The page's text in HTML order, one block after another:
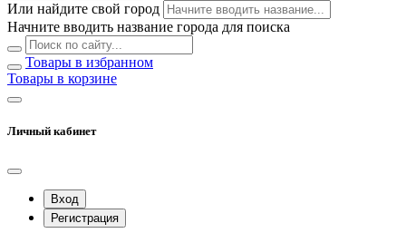
Или найдите свой город
Начните вводить название города для поиска
Товары в избранном
Товары в корзине
Личный кабинет
Вход
Регистрация